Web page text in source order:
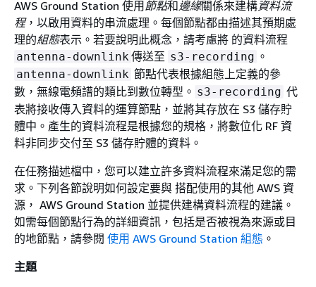
AWS Ground Station 使用 節點和邊緣關係來建構資料流
程，以啟用資料的串流處理。每個節點都由描述其預期處
理的組態表示。若要說明此概念，請考慮將 的資料流程
antenna-downlink傳送至 s3-recording 。
antenna-downlink 節點代表根據組態上定義的參
數，無線電頻譜的類比到數位轉型。 s3-recording 代
表將接收傳入資料的運算節點，並將其存放在 S3 儲存貯
體中。產生的資料流程是根據您的規格，將數位化 RF 資
料非同步交付至 S3 儲存貯體的資料。
在任務描述檔中，您可以建立許多資料流程來滿足您的需
求。下列各節說明如何設定要與 搭配使用的其他 AWS 資
源， AWS Ground Station 並提供建構資料流程的建議。
如需每個節點行為的詳細資訊，包括是否被視為來源或目
的地節點，請參閱 使用 AWS Ground Station 組態 。
主題